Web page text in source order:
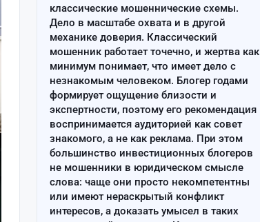
классические мошеннические схемы.
Дело в масштабе охвата и в другой
механике доверия. Классический
мошенник работает точечно, и жертва как
минимум понимает, что имеет дело с
незнакомым человеком. Блогер годами
формирует ощущение близости и
экспертности, поэтому его рекомендация
воспринимается аудиторией как совет
знакомого, а не как реклама. При этом
большинство инвестиционных блогеров
не мошенники в юридическом смысле
слова: чаще они просто некомпетентны
или имеют нераскрытый конфликт
интересов, а доказать умысел в таких